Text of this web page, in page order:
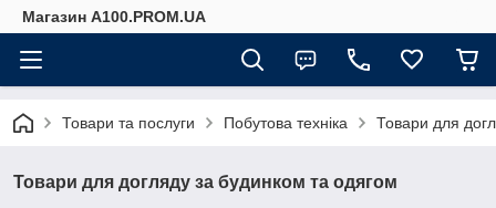
Магазин A100.PROM.UA
Товари та послуги Побутова техніка Товари для
Товари для догляду за будинком та одягом